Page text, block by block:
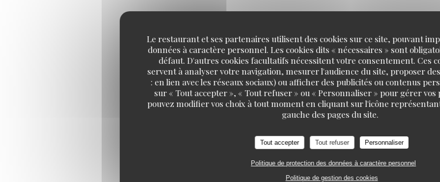
Le restaurant et ses partenaires utilisent des cookies sur ce site, pouvant
données à caractère personnel. Les cookies dits « nécessaires » sont
défaut. D'autres cookies facultatifs nécessitent votre consentement. Ces
servent à analyser votre navigation, mesurer l'audience du site, proposer
: en lien avec les réseaux sociaux) ou afficher des publicités ou contenus
sur « Tout accepter », « Tout refuser » ou « Personnaliser » pour gérer vos
pouvez modifier vos choix à tout moment en cliquant sur l'icône
gauche des pages du site.
Tout accepter Tout refuser Personnaliser
Politique de protection des données à caractère personnel
Politique de gestion des cookies
CROTTIN DE CHÈVRE
salade, noix
Les Big salades